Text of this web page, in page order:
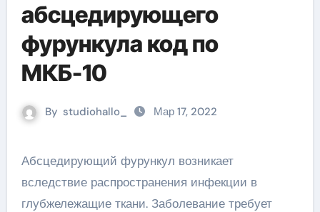
абсцедирующего
фурункула код по
МКБ-10
By studiohallo_ Мар 17, 2022
Абсцедирующий фурункул возникает
вследствие распространения инфекции в
глубжележащие ткани. Заболевание требует